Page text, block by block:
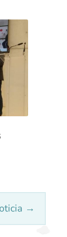
→